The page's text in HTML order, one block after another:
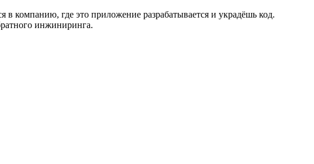
компанию, где это приложение разрабатывается и украдёшь код.
инжиниринга.